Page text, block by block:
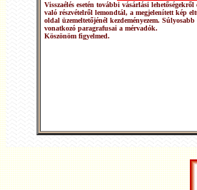
Visszaélés esetén további vásárlási
való részvételről lemondtál, a megjelenített kép
oldal üzemeltetőjénél kezdeményezem.
vonatkozó paragrafusai a mérvadók.
Köszönöm figyelmed.